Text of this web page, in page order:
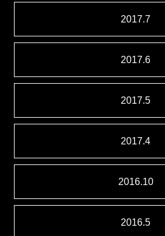
2017.7
2017.6
2017.5
2017.4
2016.10
2016.5